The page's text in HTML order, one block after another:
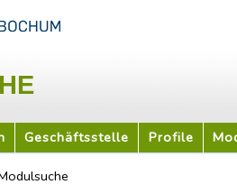
Geschäftsstelle Profile